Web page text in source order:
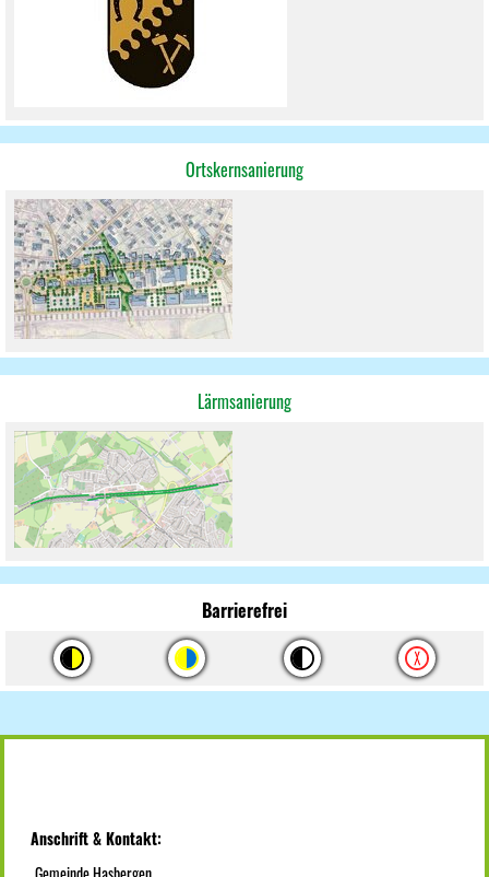
Ortskernsanierung
Lärmsanierung
Barrierefrei
Anschrift & Kontakt: